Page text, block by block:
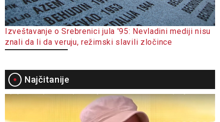
Izveštavanje o Srebrenici jula '95: Nevladini mediji nisu
znali da li da veruju, režimski slavili zločince
Najčitanije